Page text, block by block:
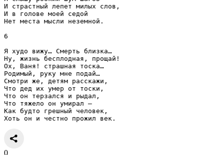
И страстный лепет милых слов,
И в голове моей седой
Нет места мысли неземной.
6
Я худо вижу… Смерть близка…
Ну, жизнь бесплодная, прощай!
Ох, Ваня! страшная тоска…
Родимый, руку мне подай…
Смотри же, детям расскажи,
Что дед их умер от тоски,
Что он терзался и рыдал,
Что тяжело он умирал —
Как будто грешный человек,
Хоть он и честно прожил век.
0